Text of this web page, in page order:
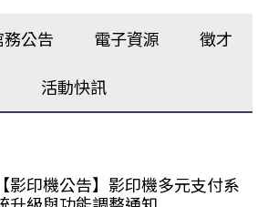
務公告 電子資源 徵才
活動快訊
【影印機公告】影印機多元支付系